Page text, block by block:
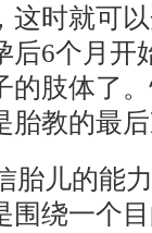
这时就可
后6个月开
的肢体了
胎教的最
胎儿的能
围绕一个